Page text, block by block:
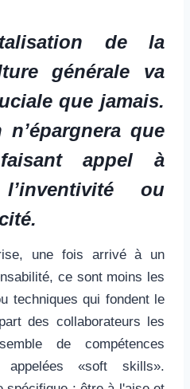
de la
générale va
que jamais.
que
appel à
ou
une fois arrivé à un
ce sont moins les
techniques qui fondent le
des collaborateurs les
de compétences
appelées «soft skills».